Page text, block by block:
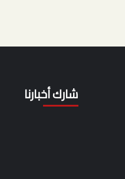
شارك أخبارنا